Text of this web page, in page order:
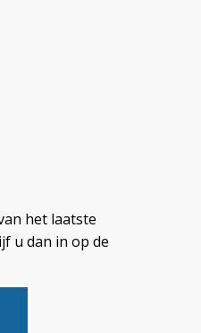
het laatste
u dan in op de